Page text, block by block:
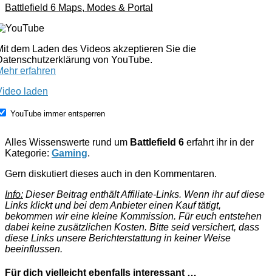
Battlefield 6 Maps, Modes & Portal
dem Laden des Videos akzeptieren Sie die
von YouTube.
erfahren
laden
YouTube immer entsperren
Alles Wissenswerte rund um Battlefield 6 erfahrt ihr in der
Kategorie: Gaming.
Gern diskutiert dieses auch in den Kommentaren.
Info: Dieser Beitrag enthält Affiliate-Links. Wenn ihr auf diese
Links klickt und bei dem Anbieter einen Kauf tätigt,
bekommen wir eine kleine Kommission. Für euch entstehen
dabei keine zusätzlichen Kosten. Bitte seid versichert, dass
diese Links unsere Berichterstattung in keiner Weise
beeinflussen.
Für dich vielleicht ebenfalls interessant …